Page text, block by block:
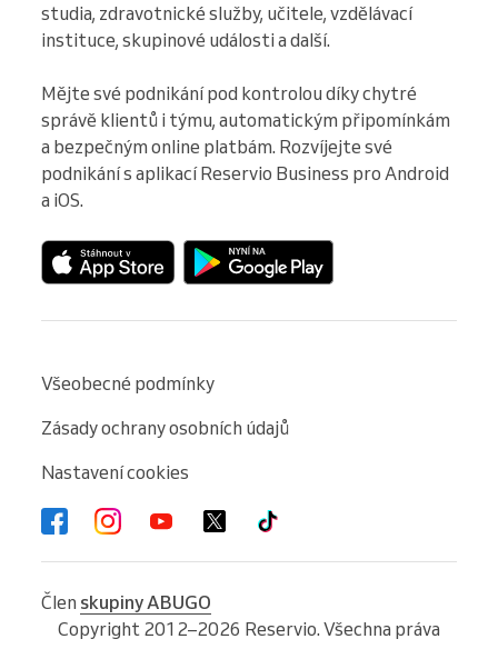
studia, zdravotnické služby, učitele, vzdělávací
instituce, skupinové události a další.
Mějte své podnikání pod kontrolou díky chytré
správě klientů i týmu, automatickým připomínkám
a bezpečným online platbám. Rozvíjejte své
podnikání s aplikací Reservio Business pro Android
a iOS.
Všeobecné podmínky
Zásady ochrany osobních údajů
Nastavení cookies
Člen skupiny ABUGO
Copyright 2012–2026 Reservio. Všechna práva